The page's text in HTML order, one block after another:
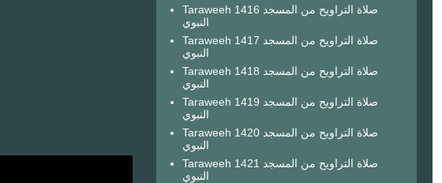
Taraweeh 1416 صلاة التراويح من المسجد
النبوي
Taraweeh 1417 صلاة التراويح من المسجد
النبوي
Taraweeh 1418 صلاة التراويح من المسجد
النبوي
Taraweeh 1419 صلاة التراويح من المسجد
النبوي
Taraweeh 1420 صلاة التراويح من المسجد
النبوي
Taraweeh 1421 صلاة التراويح من المسجد
النبوي